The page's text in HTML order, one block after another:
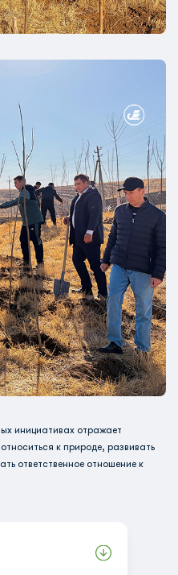
инициативах отражает
к природе, развивать
ответственное отношение к